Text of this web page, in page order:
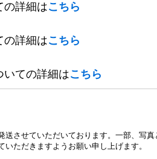
の詳細はこちら
の詳細はこちら
いての詳細はこちら
させていただいております。一部、写
ただきますようお願い申し上げます。